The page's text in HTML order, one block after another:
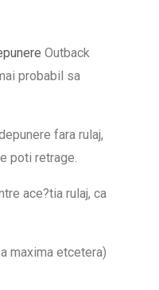
Outback
probabil sa
fara rulaj,
poti retrage.
ace?tia rulaj, ca
maxima etcetera)